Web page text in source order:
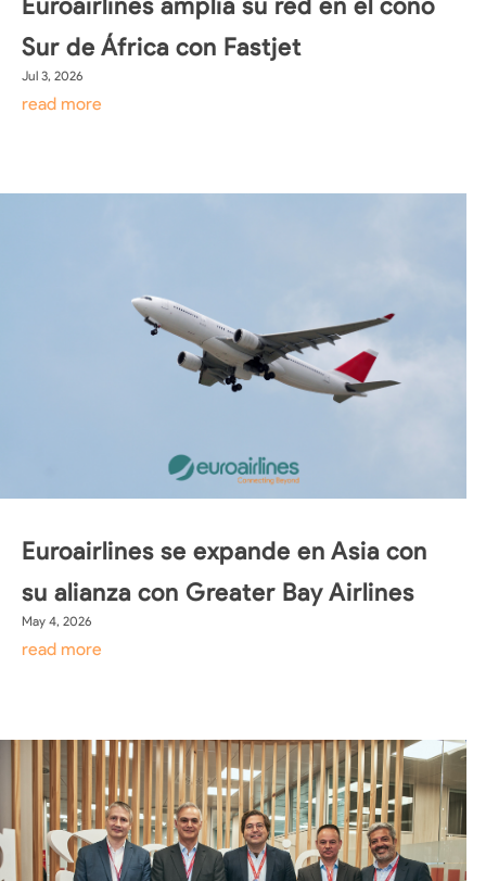
Euroairlines amplía su red en el cono
Sur de África con Fastjet
Jul 3, 2026
read more
Euroairlines se expande en Asia con
su alianza con Greater Bay Airlines
May 4, 2026
read more